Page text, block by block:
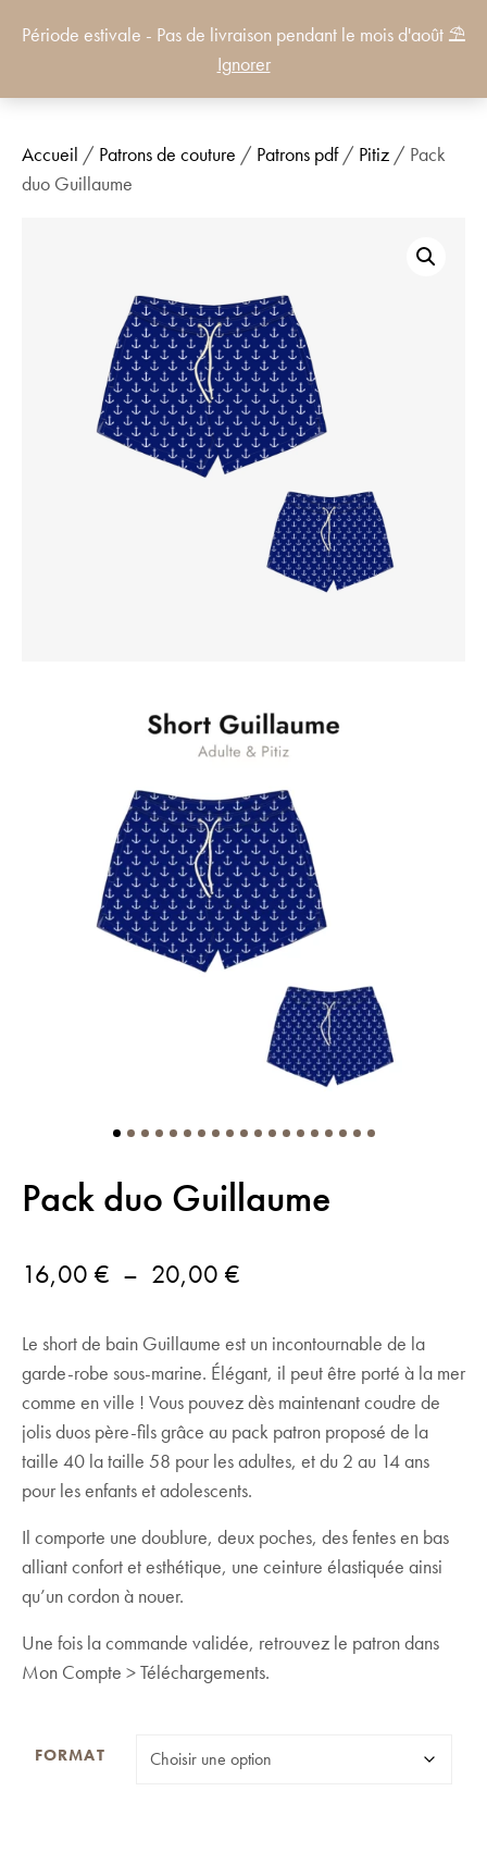
0
Accueil / Patrons de couture / Patrons pdf/ Pitiz / Pack
duo Guillaume
Pack duo Guillaume
16,00 € – 20,00 €
prix :
16,00 €
à
20,00 €
Le short de bain Guillaume est un incontournable de la
garde-robe sous-marine. Élégant, il peut être porté à la mer
comme en ville ! Vous pouvez dès maintenant coudre de
jolis duos père-fils grâce au pack patron proposé de la
taille 40 la taille 58 pour les adultes, et du 2 au 14 ans
pour les enfants et adolescents.
Il comporte une doublure, deux poches, des fentes en bas
alliant confort et esthétique, une ceinture élastiquée ainsi
qu’un cordon à nouer.
Une fois la commande validée, retrouvez le patron dans
Mon Compte > Téléchargements.
FORMAT
Période estivale - Pas de livraison pendant le mois d'août ⛱️
Ignorer